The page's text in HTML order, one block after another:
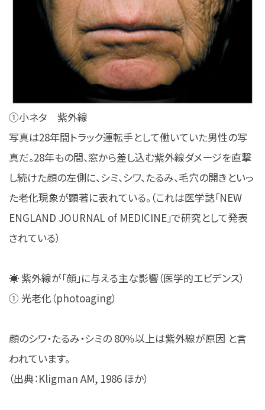
①小ネタ 紫外線
写真は28年間トラック運転手として働いていた男性の写
真だ。28年もの間、窓から差し込む紫外線ダメージを直撃
し続けた顔の左側に、シミ、シワ、たるみ、毛穴の開きといっ
た老化現象が顕著に表れている。（これは医学誌「NEW
ENGLAND JOURNAL of MEDICINE」で研究として発表
されている）
☀️ 紫外線が「顔」に与える主な影響（医学的エビデンス）
① 光老化（photoaging）
顔のシワ・たるみ・シミの 80％以上は紫外線が原因 と言
われています。
（出典：Kligman AM, 1986 ほか）